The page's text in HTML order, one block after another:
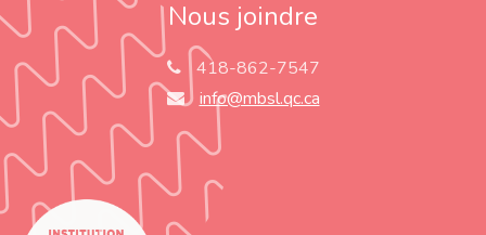
Nous joindre
418-862-7547
info@mbsl.qc.ca